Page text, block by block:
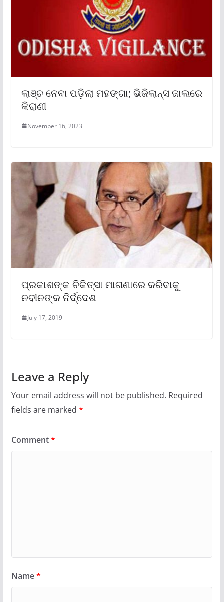
ଲାଞ୍ଚ ନେବା ପଡ଼ିଲା ମହଙ୍ଗା; ଭିଜିଲାନ୍ସ ଜାଲରେ
କିରାଣୀ
November 16, 2023
ପ୍ରକାଶଙ୍କ ଚିକିତ୍ସା ମାଗଣାରେ କରିବାକୁ
ନବୀନଙ୍କ ନିର୍ଦ୍ଦେଶ
July 17, 2019
Leave a Reply
Your email address will not be published. Required
fields are marked *
Comment*
Name*